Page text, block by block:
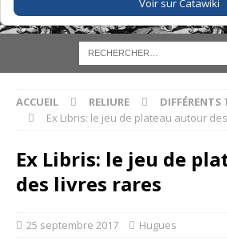
Voir sur Catawiki
ACCUEIL RELIURE
DIFFÉRENTS
Ex Libris: le jeu de plateau autour
Ex Libris: le jeu de
des livres rares
25 septembre 2017 Hugues